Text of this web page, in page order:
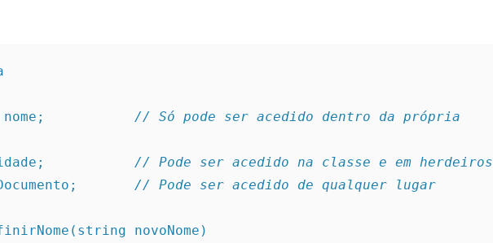
nome;
// Só pode ser acedido dentro da própria
int idade;
// Pode ser acedido na classe e em herdeiros
Documento;
// Pode ser acedido de qualquer lugar
novoNome)